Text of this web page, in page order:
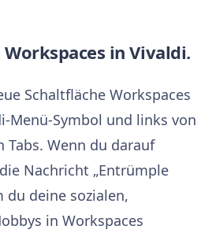
in Vivaldi.
Schaltfläche Workspaces
Menü-Symbol und links von
Tabs. Wenn du darauf
Nachricht „Entrümple
du deine sozialen,
in Workspaces